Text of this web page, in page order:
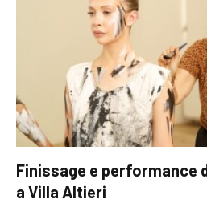
Finissage e performance
a Villa Altieri